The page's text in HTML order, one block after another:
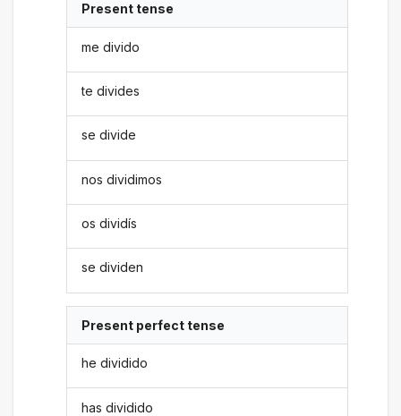
Present tense
me divido
te divides
se divide
nos dividimos
os dividís
se dividen
Present perfect tense
he dividido
has dividido